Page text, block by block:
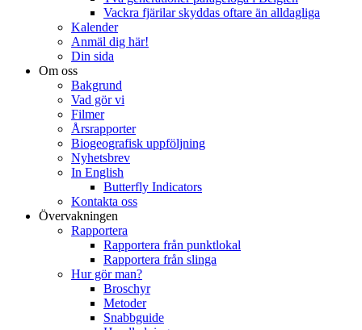
Vackra fjärilar skyddas oftare än alldagliga
Kalender
Anmäl dig här!
Din sida
Om oss
Bakgrund
Vad gör vi
Filmer
Årsrapporter
Biogeografisk uppföljning
Nyhetsbrev
In English
Butterfly Indicators
Kontakta oss
Övervakningen
Rapportera
Rapportera från punktlokal
Rapportera från slinga
Hur gör man?
Broschyr
Metoder
Snabbguide